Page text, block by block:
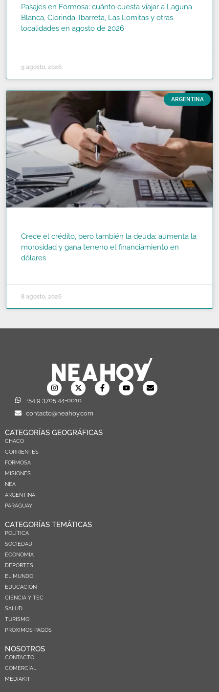
Pasajes en Formosa: cuánto cuesta viajar a Laguna
Blanca, Clorinda, Ibarreta, Las Lomitas y otras
localidades en agosto de 2026
9 agosto, 2026
ARGENTINA
Crece el crédito, pero también la deuda: aumenta la
morosidad y gana terreno el financiamiento en
dólares
8 agosto, 2026
+54 9 3705 44-0010
contacto@neahoy.com
CATEGORÍAS GEOGRÁFICAS
CHACO
CORRIENTES
FORMOSA
MISIONES
NEA
ARGENTINA
PARAGUAY
CATEGORÍAS TEMÁTICAS
POLÍTICA
SOCIEDAD
ECONOMIA
DEPORTES
EL MUNDO
EDUCACIÓN
CIENCIA Y TEC
SALUD
TURISMO
PRÓXIMOS PAGOS
NOSOTROS
CONTACTO
COMERCIAL
MEDIAKIT